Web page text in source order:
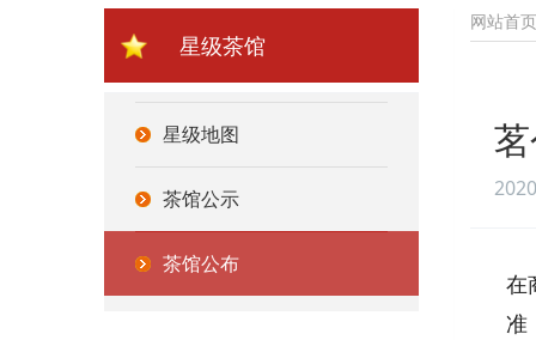
星级茶馆
星级地图
茶馆公示
茶馆公布
网站首页
在
准